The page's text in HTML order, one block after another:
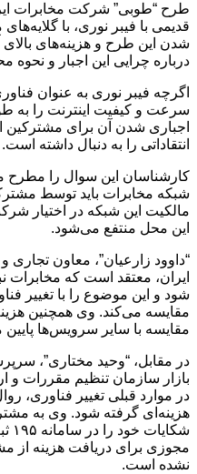
طرح “طوبی” شرکت مخابرات
قدیمی با فیبر نوری، با
شدن این طرح و هزینه‌های بالای
درباره چرایی این اجبار و نحوه
اگرچه فیبر نوری به عنوان
سرعت و کیفیت اینترنت را به
اجباری شدن آن برای مشترکین
انتقاداتی را به دنبال داشته است.
کارشناسان این سوال را مطرح
شبکه مخابرات باید توسط
مالکیت این شبکه در اختیار
این محل منتفع می‌شود.
“داوود زارعیان”، معاون
ایران، معتقد است که مخابرات
شود و این موضوع را با تغییر
مقایسه می‌کند. وی همچنین
مقایسه با سایر سرویس‌ها پایین
در مقابل، “وحید مختاری”،
بازار سازمان تنظیم مقررات و
در موارد قبلی تغییر فناوری،
هزینه‌ای گرفته شود. وی به
مجوزی برای دریافت هزینه از
نشده است.